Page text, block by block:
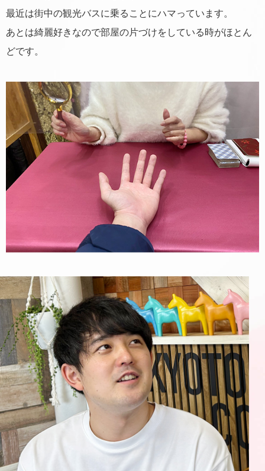
最近は街中の観光バスに乗ることにハマっています。
あとは綺麗好きなので部屋の片づけをしている時がほとん
どです。